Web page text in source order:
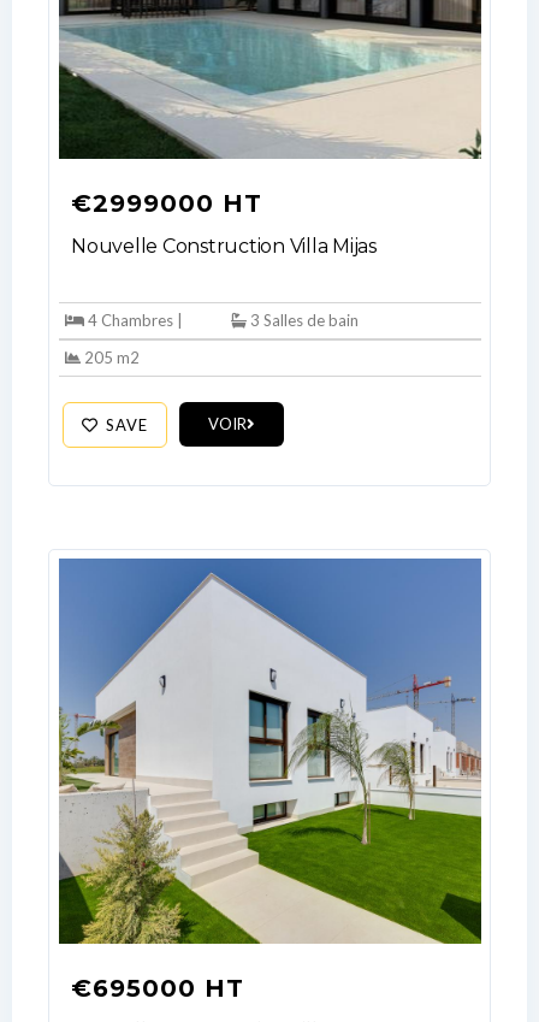
€2999000 HT
Nouvelle Construction Villa Mijas
4 Chambres |
3 Salles de bain
205 m2
SAVE VOIR
€695000 HT
Log In
Don't have an account?
Username